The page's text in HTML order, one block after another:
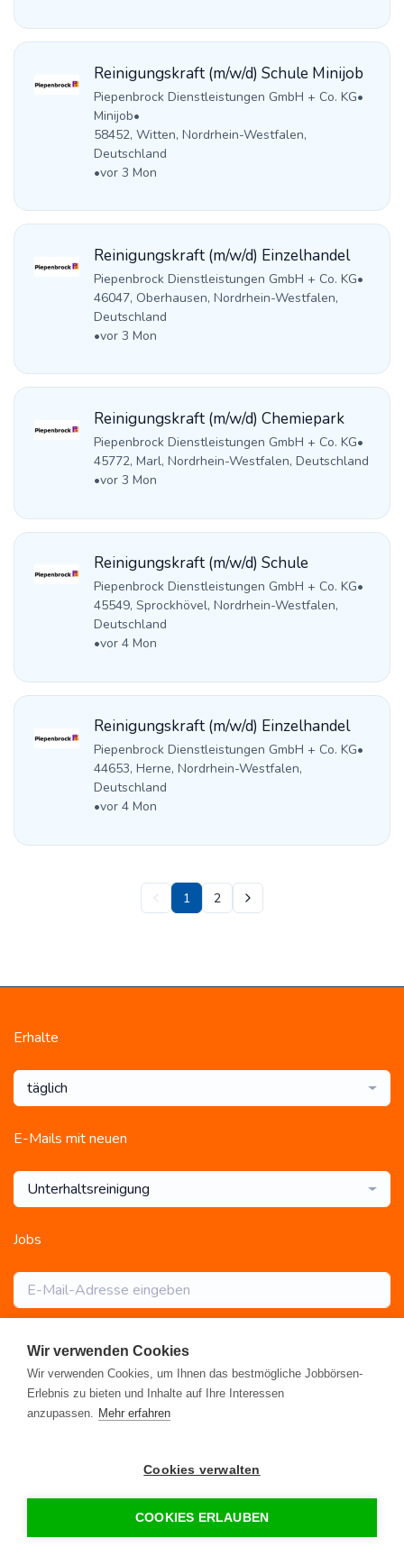
Reinigungskraft (m/w/d) Schule Minijob
Piepenbrock Dienstleistungen GmbH + Co. KG•
Minijob•
58452, Witten, Nordrhein-Westfalen,
Deutschland
•vor 3 Mon
Reinigungskraft (m/w/d) Einzelhandel
Piepenbrock Dienstleistungen GmbH + Co. KG•
46047, Oberhausen, Nordrhein-Westfalen,
Deutschland
•vor 3 Mon
Reinigungskraft (m/w/d) Chemiepark
Piepenbrock Dienstleistungen GmbH + Co. KG•
45772, Marl, Nordrhein-Westfalen, Deutschland
•vor 3 Mon
Reinigungskraft (m/w/d) Schule
Piepenbrock Dienstleistungen GmbH + Co. KG•
45549, Sprockhövel, Nordrhein-Westfalen,
Deutschland
•vor 4 Mon
Reinigungskraft (m/w/d) Einzelhandel
Piepenbrock Dienstleistungen GmbH + Co. KG•
44653, Herne, Nordrhein-Westfalen,
Deutschland
•vor 4 Mon
1 2
Erhalte
täglich
E-Mails mit neuen
Unterhaltsreinigung
Jobs
Abonnieren
Alle Jobs Blog Rahmen- und Lohntarifvertrag
Datenschutz•FAQ•Impressum
© 2026 www.gebaeudereinigung.com - ein Projekt der Saubere
Portale GmbH
Wir verwenden Cookies
Wir verwenden Cookies, um Ihnen das bestmögliche Jobbörsen-
Erlebnis zu bieten und Inhalte auf Ihre Interessen
anzupassen. Mehr erfahren
Cookies verwalten
COOKIES ERLAUBEN